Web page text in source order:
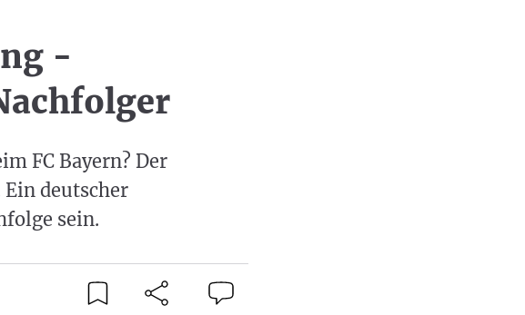
-
FC Bayern? Der
deutscher
sein.